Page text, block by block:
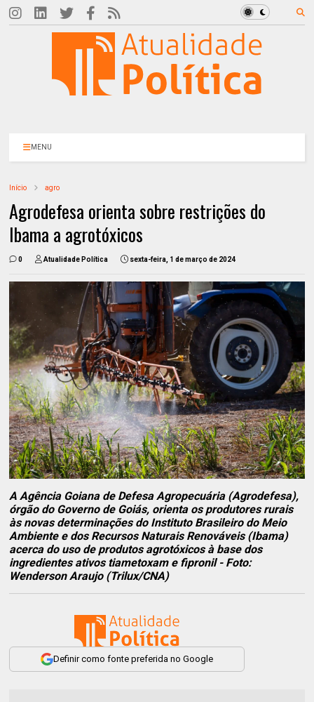
MENU
Início agro
Agrodefesa orienta sobre restrições do
Ibama a agrotóxicos
0 Atualidade Política sexta-feira, 1 de março de 2024
A Agência Goiana de Defesa Agropecuária (Agrodefesa),
órgão do Governo de Goiás, orienta os produtores rurais
às novas determinações do Instituto Brasileiro do Meio
Ambiente e dos Recursos Naturais Renováveis (Ibama)
acerca do uso de produtos agrotóxicos à base dos
ingredientes ativos tiametoxam e fipronil - Foto:
Wenderson Araujo (Trilux/CNA)
Definir como fonte preferida no Google